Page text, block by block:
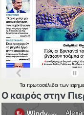
Ταπρωτοσέλιδατων
Ο καιρός στην